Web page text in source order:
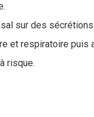
sur des
et respiratoire puis
risque.